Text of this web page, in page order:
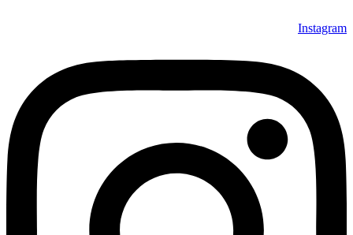
Instagram